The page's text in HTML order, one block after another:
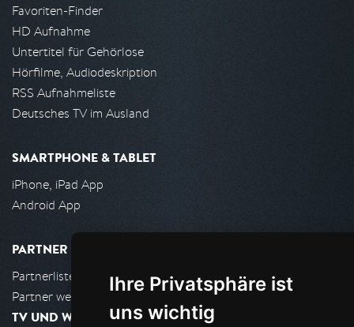
Ihre Privatsphäre ist
uns wichtig
Favoriten-Finder
HD Aufnahme
Untertitel für Gehörlose
Hörfilme, Audiodeskription
RSS Aufnahmeliste
Deutsches TV im Ausland
SMARTPHONE & TABLET
iPhone, iPad App
Android App
PARTNER
Partnerliste
Partner werden
TV UND WOHNZIMMER